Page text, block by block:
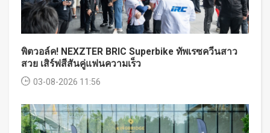
พิตวอล์ค! NEXZTER BRIC Superbike ทัพเรซควีนสาว
สวย เสิร์ฟสีสันคู่แฟนความเร็ว
03-08-2026 11:56